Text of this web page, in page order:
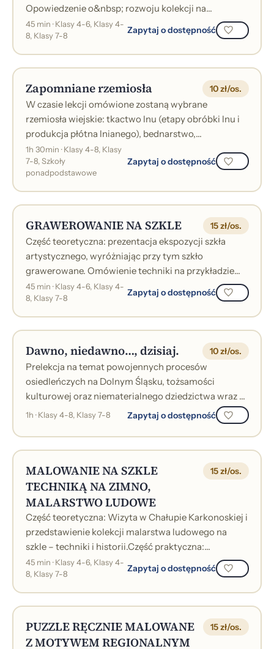
Opowiedzenie o&nbsp; rozwoju kolekcji na
przykładzie wybranych eksponatów.Część prakty...
45 min · Klasy 4-6, Klasy 4-
8, Klasy 7-8
Zapytaj o dostępność
Zapomniane rzemiosła 10 zł/os.
W czasie lekcji omówione zostaną wybrane
rzemiosła wiejskie: tkactwo lnu (etapy obróbki lnu i
produkcja płótna lnianego), bednarstwo,
kołodziejstwo, ciesielstwo, stolarstwo, kowals...
1h 30min · Klasy 4-8, Klasy
7-8, Szkoły
ponadpodstawowe
Zapytaj o dostępność
GRAWEROWANIE NA SZKLE 15 zł/os.
Część teoretyczna: prezentacja ekspozycji szkła
artystycznego, wyróżniając przy tym szkło
grawerowane. Omówienie techniki na przykładzie
poszczególnych eksponatów.Część praktyczna:...
45 min · Klasy 4-6, Klasy 4-
8, Klasy 7-8
Zapytaj o dostępność
Dawno, niedawno…, dzisiaj. 10 zł/os.
Prelekcja na temat powojennych procesów
osiedleńczych na Dolnym Śląsku, tożsamości
kulturowej oraz niematerialnego dziedzictwa wraz z
pokazem fotogramów.&nbsp;
1h · Klasy 4-8, Klasy 7-8 Zapytaj o dostępność
MALOWANIE NA SZKLE
TECHNIKĄ NA ZIMNO,
MALARSTWO LUDOWE
15 zł/os.
Część teoretyczna: Wizyta w Chałupie Karkonoskiej i
przedstawienie kolekcji malarstwa ludowego na
szkle – techniki i historii.Część praktyczna:
zmierzenie się z dawną techniką malo...
45 min · Klasy 4-6, Klasy 4-
8, Klasy 7-8
Zapytaj o dostępność
PUZZLE RĘCZNIE MALOWANE
Z MOTYWEM REGIONALNYM
15 zł/os.